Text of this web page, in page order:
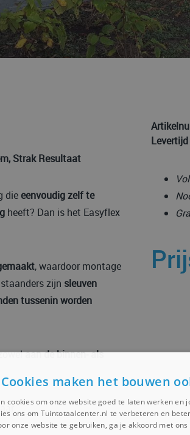
Strak Resultaat
die eenvoudig zelf te
heeft? Dan is het Easyflex
, waardoor montage
zijn sleuven
tussenin worden
aan de binnen- als
Levertijd
Cookies maken het bouwen
cookies om onze website goed te laten werken en
ons om Tuintotaalcenter.nl te verbeteren en
onze website te gebruiken, ga je akkoord met ons